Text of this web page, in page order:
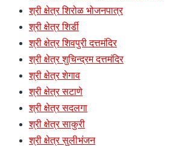
श्री क्षेत्र शिरोळ भोजनपात्र
श्री क्षेत्र शिर्डी
श्री क्षेत्र शिवपुरी दत्तमंदिर
श्री क्षेत्र शुचिन्द्रम दत्तमंदिर
श्री क्षेत्र शेगाव
श्री क्षेत्र सटाणे
श्री क्षेत्र सदलगा
श्री क्षेत्र साकुरी
श्री क्षेत्र सुलीभंजन